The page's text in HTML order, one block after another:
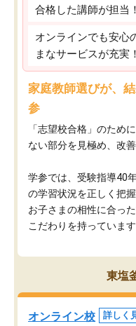
合格した講師が担当！
オンラインでも安心
まなサービスが充実！
家庭教師選びが、
参
「志望校合格」のため
ない部分を見極め、改
学参では、受験指導40
の学習状況を正しく把握
お子さまの相性に合っ
こだわりを持っています
東塩
オンライン校 詳しく